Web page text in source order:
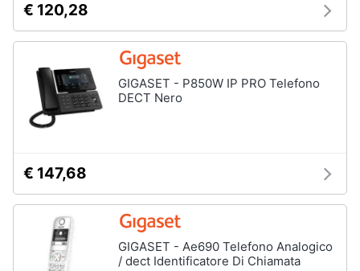
€ 120,28
GIGASET - P850W IP PRO Telefono
DECT Nero
€ 147,68
GIGASET - Ae690 Telefono Analogico
/ dect Identificatore Di Chiamata